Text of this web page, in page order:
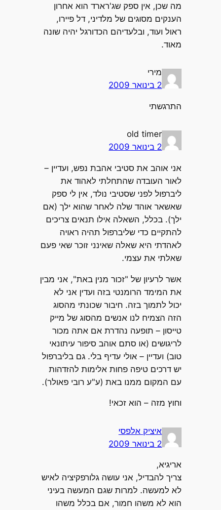
מה שכן, אין ספק שג'רארד הוא אחרון
הענקים מסוגים של מלדיני, דל פיירו,
ראול ועוד, ובלעדיהם הכדורגל יהיה שונה
מאוד.
מירי
2 בינואר 2009
התרגשתי
old timer
2 בינואר 2009
אני אוהב את סטיבי אהבת נפש, ועדיין –
לאור העובדה שהתחלתי לאהוד את
ליברפול לפני שסטיבי נולד, אין לי ספק
שאשאר אוהד שלה לאחר שהוא ילך (אם
ילך). בכלל, השאלה אילו תנאים צריכים
להתקיים כדי שליברפול תהיה ראויה
לאהדתי היא שאלה שאינני זוכר שאי פעם
שאלתי את עצמי.
אשר לרעיון של "זכור מנין באת", אני מבין
את המימד הרומנטי בזה ועדין אני לא
יכול לתמוך בזה. חיבור שכונתי מהסוג
הזה הצמיח לנו אנשים מהסוג של מייק
טייסון – תופעה נהדרת אם אתה מכור
לריגושים (או סתם אוהב סיפור עיתונאי
טוב) ועדיין – אולי עדיף בלי. גם בליברפול
יש דרכים טיפה פחות אלימות להזדהות
עם המקום ממנו באת (ע"ע רובי פאולר).
וחוץ מזה – הוא זכאי!
איציק אלפסי
2 בינואר 2009
אריגיא,
צריך להבדיל, אני עושה גלורפקיציה לאיש
לא למעשה. למרות שגם המעשה בעיני
הוא לא משהו חמור, אם בכלל משהו